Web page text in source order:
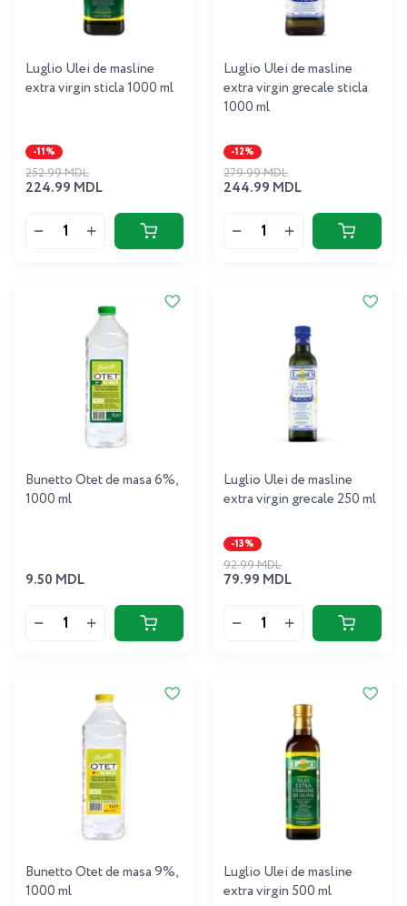
Luglio Ulei de masline
extra virgin sticla 1000 ml
-11%
224.99 MDL
252.99 MDL
Luglio Ulei de masline
extra virgin grecale sticla
1000 ml
-12%
244.99 MDL
279.99 MDL
Bunetto Otet de masa 6%,
1000 ml
9.50 MDL
Luglio Ulei de masline
extra virgin grecale 250 ml
-13%
79.99 MDL
92.99 MDL
Bunetto Otet de masa 9%,
1000 ml
Luglio Ulei de masline
extra virgin 500 ml